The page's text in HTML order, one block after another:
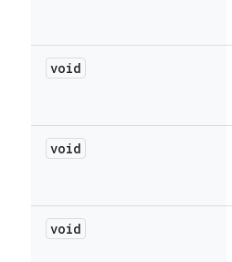
void
void
void